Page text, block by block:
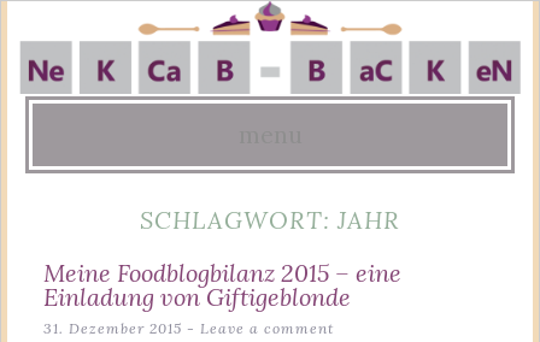
content
SCHLAGWORT: JAHR
Meine Foodblogbilanz 2015 – eine
Einladung von Giftigeblonde
31. Dezember 2015 Leave a comment